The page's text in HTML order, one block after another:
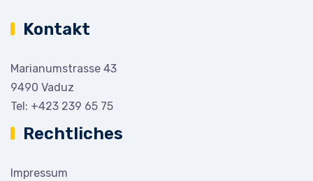
Kontakt
Marianumstrasse 43
9490 Vaduz
Tel: +423 239 65 75
Rechtliches
Impressum